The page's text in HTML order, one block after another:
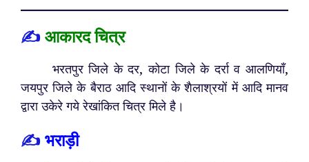
✍️आकारद चित्र
भरतपुर जिले के दर, कोटा जिले के दर्रा व आलणियाँ,
जयपुर जिले के बैराठ आदि स्थानों के शैलाश्रयों में आदि मानव
द्वारा उकेरे गये रेखांकित चित्र मिले है।
✍️भराड़ी